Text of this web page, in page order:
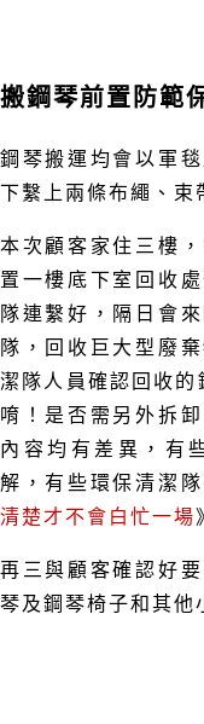
搬鋼琴前置防範
鋼琴搬運均會以軍
下繫上兩條布繩、束
本次顧客家住三樓
置一樓底下室回收
隊連繫好，隔日會
隊，回收巨大型廢
潔隊人員確認回收
唷！是否需另外拆
內容均有差異，有
解，有些環保清潔
清楚才不會白忙一場
再三與顧客確認好
琴及鋼琴椅子和其他